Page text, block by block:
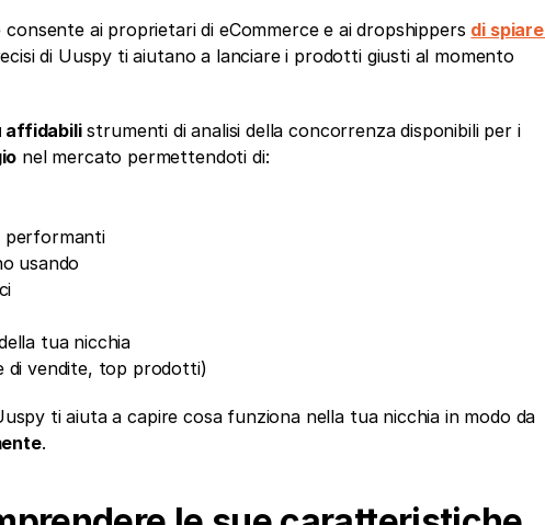
ai proprietari di eCommerce e ai dropshippers di spiare
di Uuspy ti aiutano a lanciare i prodotti giusti al momento
affidabili strumenti di analisi della concorrenza disponibili per i
nel mercato permettendoti di:
performanti
usando
tua nicchia
di vendite, top prodotti)
ti aiuta a capire cosa funziona nella tua nicchia in modo da
.